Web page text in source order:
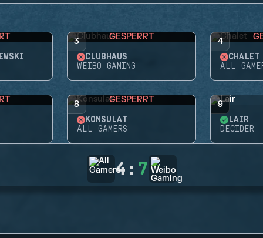
3 GESPERRT
CLUBHAUS
WEIBO GAMING
4
CHALET
ALL
8 GESPERRT
KONSULAT
ALL GAMERS
9
LAIR
DECIDER
4 : 7